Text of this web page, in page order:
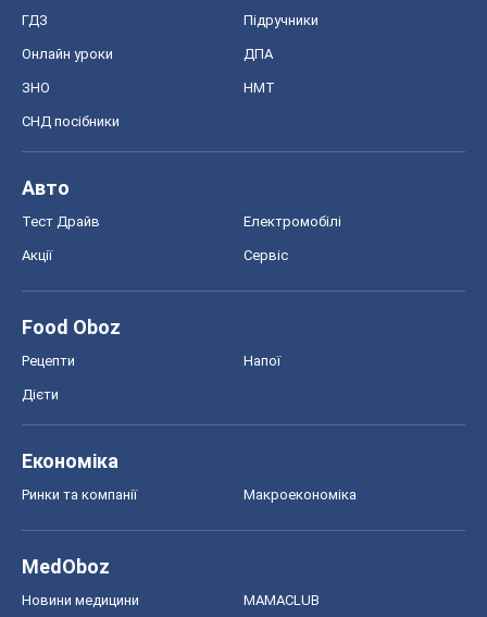
ГДЗ Підручники
Онлайн уроки ДПА
ЗНО НМТ
СНД посібники
Авто
Тест Драйв Електромобілі
Акції Сервіс
Food Oboz
Рецепти Напої
Дієти
Економіка
Ринки та компанії Макроекономіка
MedOboz
Новини медицини MAMACLUB